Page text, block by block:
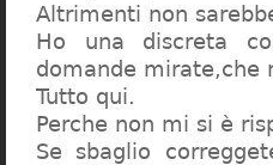
Altrimenti non
Ho una discreta
domande mirate,che
Tutto qui.
Perche non mi si è
Se sbaglio